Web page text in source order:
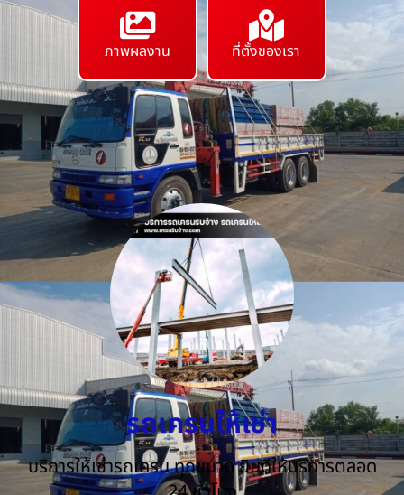
ภาพผลงาน ที่ตั้งของเรา
รถเครนให้เช่า
บริการให้เช่ารถเครน ทุกขนาด ยินดีให้บริการตลอด